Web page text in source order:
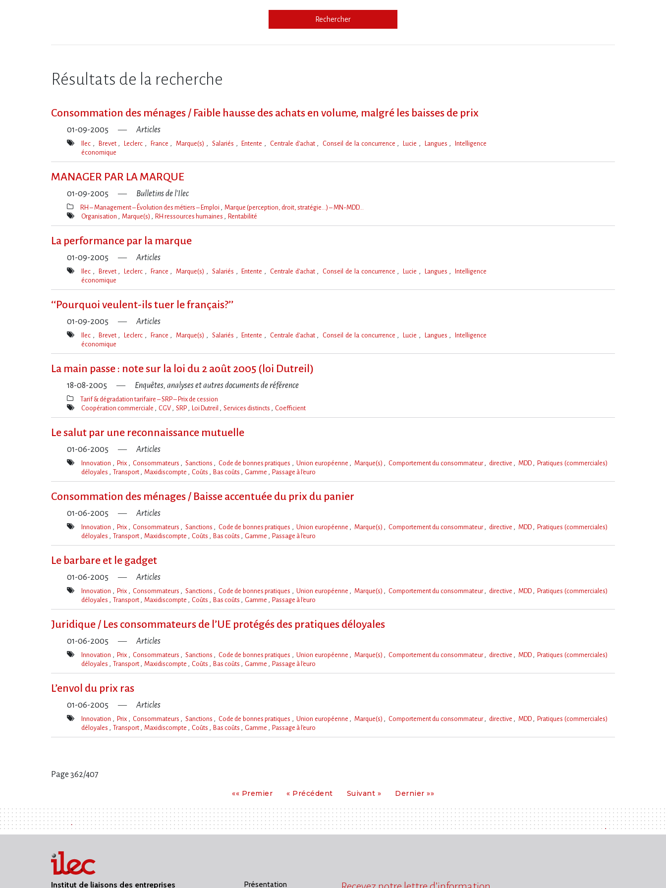
Rechercher
Résultats de la recherche
Consommation des ménages / Faible hausse des achats en volume, malgré les baisses de prix
01-09-2005 Articles
Mot(s)-
Ilec Brevet Leclerc France Marque(s) Salariés Entente Centrale d'achat Conseil de la concurrence Lucie Langues
Intelligence
économique
MANAGER PAR LA MARQUE
01-09-2005 Bulletins de l'Ilec
Thèmes(s)
RH – Management – Évolution des métiers – Emploi Marque (perception, droit, stratégie…) – MN-MDD…
Mot(s)-
Organisation Marque(s) RH ressources humaines Rentabilité
La performance par la marque
01-09-2005 Articles
Mot(s)-
Ilec Brevet Leclerc France Marque(s) Salariés Entente Centrale d'achat Conseil de la concurrence Lucie Langues
Intelligence
économique
‘‘Pourquoi veulent-ils tuer le français?’’
01-09-2005 Articles
Mot(s)-
Ilec Brevet Leclerc France Marque(s) Salariés Entente Centrale d'achat Conseil de la concurrence Lucie Langues
Intelligence
économique
La main passe : note sur la loi du 2 août 2005 (loi Dutreil)
18-08-2005 Enquêtes, analyses et autres documents de référence
Thèmes(s)
Tarif & dégradation tarifaire – SRP – Prix de cession
Mot(s)-
Coopération commerciale CGV SRP Loi Dutreil Services distincts Coefficient
Le salut par une reconnaissance mutuelle
01-06-2005 Articles
Mot(s)-
Innovation Prix Consommateurs Sanctions Code de bonnes pratiques Union européenne Marque(s) Comportement du consommateur directive MDD
Pratiques (commerciales)
déloyales
Transport Maxidiscompte Coûts Bas coûts Gamme Passage à l'euro
Consommation des ménages / Baisse accentuée du prix du panier
01-06-2005 Articles
Mot(s)-
Innovation Prix Consommateurs Sanctions Code de bonnes pratiques Union européenne Marque(s) Comportement du consommateur directive MDD
Pratiques (commerciales)
déloyales
Transport Maxidiscompte Coûts Bas coûts Gamme Passage à l'euro
Le barbare et le gadget
01-06-2005 Articles
Mot(s)-
Innovation Prix Consommateurs Sanctions Code de bonnes pratiques Union européenne Marque(s) Comportement du consommateur directive MDD
Pratiques (commerciales)
déloyales
Transport Maxidiscompte Coûts Bas coûts Gamme Passage à l'euro
Juridique / Les consommateurs de l’UE protégés des pratiques déloyales
01-06-2005 Articles
Mot(s)-
Innovation Prix Consommateurs Sanctions Code de bonnes pratiques Union européenne Marque(s) Comportement du consommateur directive MDD
Pratiques (commerciales)
déloyales
Transport Maxidiscompte Coûts Bas coûts Gamme Passage à l'euro
L’envol du prix ras
01-06-2005 Articles
Mot(s)-
Innovation Prix Consommateurs Sanctions Code de bonnes pratiques Union européenne Marque(s) Comportement du consommateur directive MDD
Pratiques (commerciales)
déloyales
Transport Maxidiscompte Coûts Bas coûts Gamme Passage à l'euro
Page 362/407
«« PremierPremier
« PrécédentPrécédent
Suivant
Suivant » Dernier
Dernier »»
Institut de liaisons des entreprises Présentation